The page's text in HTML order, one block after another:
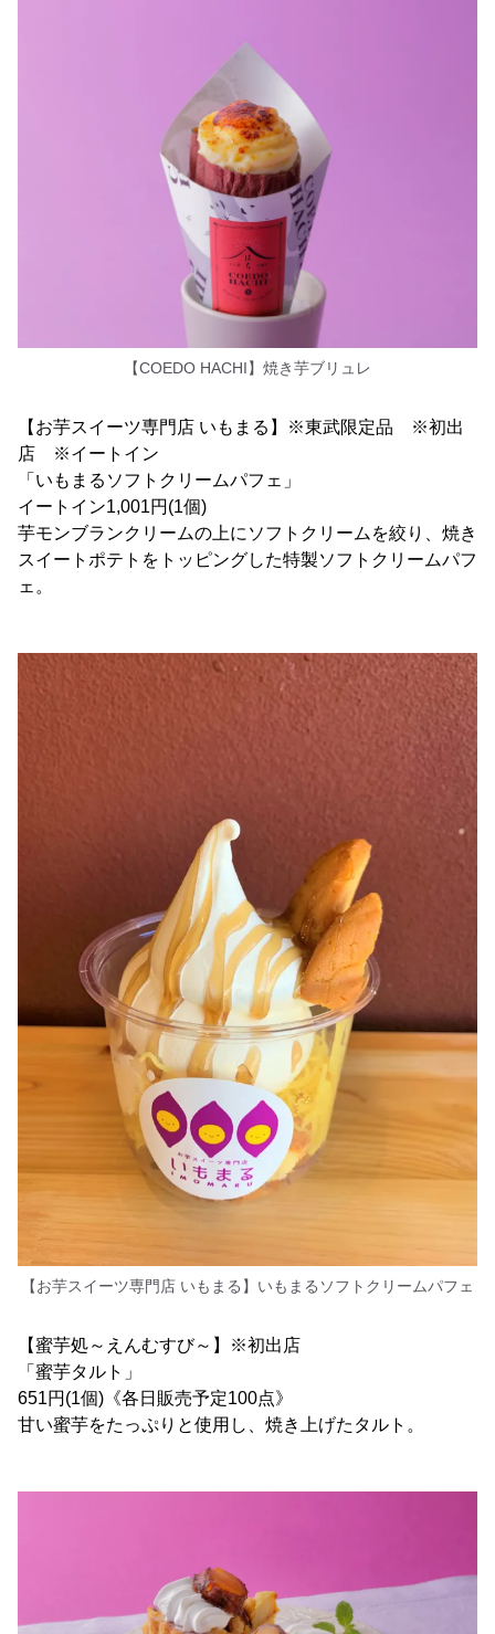
【COEDO HACHI】焼き芋ブリュレ
【お芋スイーツ専門店 いもまる】※東武限定品 ※初出
店 ※イートイン
「いもまるソフトクリームパフェ」
イートイン1,001円(1個)
芋モンブランクリームの上にソフトクリームを絞り、焼き
スイートポテトをトッピングした特製ソフトクリームパフ
ェ。
【お芋スイーツ専門店 いもまる】いもまるソフトクリームパフェ
【蜜芋処～えんむすび～】※初出店
「蜜芋タルト」
651円(1個)《各日販売予定100点》
甘い蜜芋をたっぷりと使用し、焼き上げたタルト。